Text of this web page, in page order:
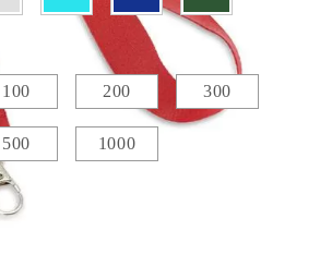
100 200 300
500 1000